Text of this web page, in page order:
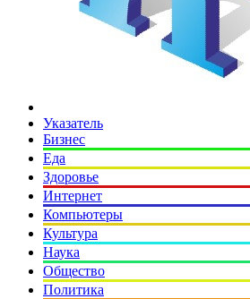
Указатель
Бизнес
Еда
Здоровье
Интернет
Компьютеры
Культура
Наука
Общество
Политика